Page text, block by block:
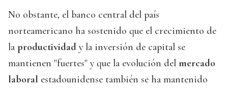
No obstante, el banco central del país
norteamericano ha sostenido que el crecimiento de
la productividad y la inversión de capital se
mantienen "fuertes" y que la evolución del mercado
laboral estadounidense también se ha mantenido